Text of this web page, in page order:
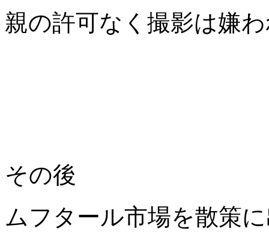
親の許可なく撮影は嫌
その後
ムフタール市場を散策